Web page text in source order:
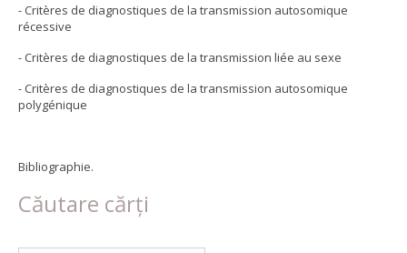
- Critères de diagnostiques de la transmission autosomique
récessive
- Critères de diagnostiques de la transmission liée au sexe
- Critères de diagnostiques de la transmission autosomique
polygénique
Bibliographie.
Căutare cărți